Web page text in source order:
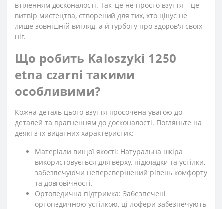
втіленням досконалості. Так, це не просто взуття – це
витвір мистецтва, створений для тих, хто цінує не
лише зовнішній вигляд, а й турботу про здоров'я своїх
ніг.
Що робить Kaloszyki 1250
etna czarni такими
особливими?
Кожна деталь цього взуття просочена увагою до
деталей та прагненням до досконалості. Погляньте на
деякі з їх видатних характеристик:
Матеріали вищої якості: Натуральна шкіра
використовується для верху, підкладки та устілки,
забезпечуючи неперевершений рівень комфорту
та довговічності.
Ортопедична підтримка: Забезпечені
ортопедичною устілкою, ці лофери забезпечують